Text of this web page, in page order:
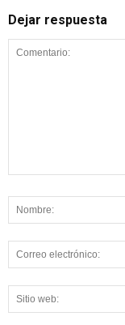
Dejar respuesta